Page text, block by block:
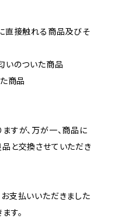
直接触れる商品及びそ
いのついた商品
商品
すが、万が一、商品に
と交換させていただき
支払いいただきました
す。